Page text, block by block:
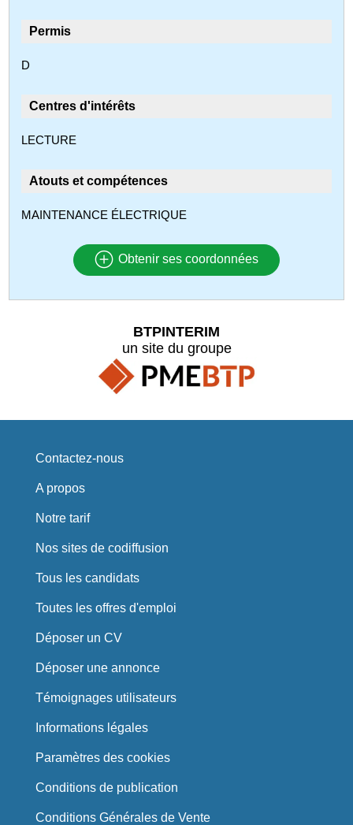
Permis
D
Centres d'intérêts
LECTURE
Atouts et compétences
MAINTENANCE ÉLECTRIQUE
Obtenir ses coordonnées
BTPINTERIM
un site du groupe
Contactez-nous
A propos
Notre tarif
Nos sites de codiffusion
Tous les candidats
Toutes les offres d'emploi
Déposer un CV
Déposer une annonce
Témoignages utilisateurs
Informations légales
Paramètres des cookies
Conditions de publication
Conditions Générales de Vente